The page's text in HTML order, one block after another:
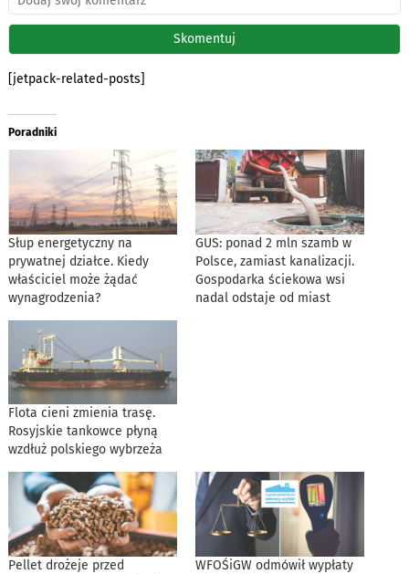
[jetpack-related-posts]
Poradniki
Słup energetyczny na
prywatnej działce. Kiedy
właściciel może żądać
wynagrodzenia?
GUS: ponad 2 mln szamb w
Polsce, zamiast kanalizacji.
Gospodarka ściekowa wsi
nadal odstaje od miast
Flota cieni zmienia trasę.
Rosyjskie tankowce płyną
wzdłuż polskiego wybrzeża
Pellet drożeje przed
WFOŚiGW odmówił wypłaty